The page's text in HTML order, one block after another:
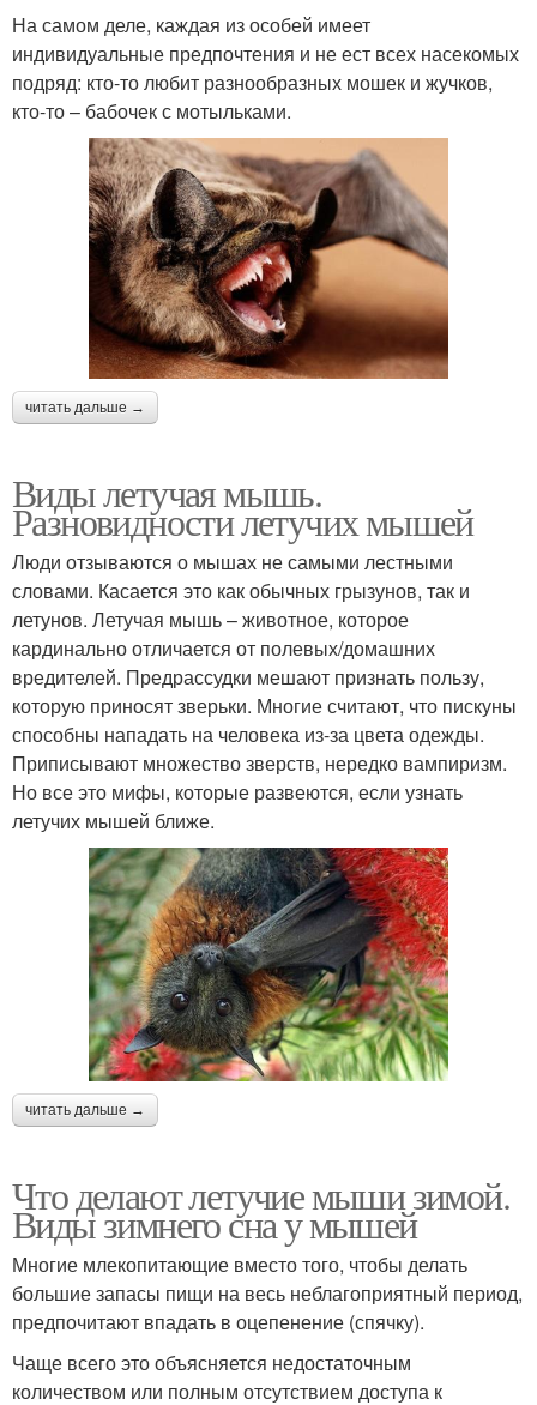
На самом деле, каждая из особей имеет
индивидуальные предпочтения и не ест всех насекомых
подряд: кто-то любит разнообразных мошек и жучков,
кто-то – бабочек с мотыльками.
читать дальше →
Виды летучая мышь.
Разновидности летучих мышей
Люди отзываются о мышах не самыми лестными
словами. Касается это как обычных грызунов, так и
летунов. Летучая мышь – животное, которое
кардинально отличается от полевых/домашних
вредителей. Предрассудки мешают признать пользу,
которую приносят зверьки. Многие считают, что пискуны
способны нападать на человека из-за цвета одежды.
Приписывают множество зверств, нередко вампиризм.
Но все это мифы, которые развеются, если узнать
летучих мышей ближе.
читать дальше →
Что делают летучие мыши зимой.
Виды зимнего сна у мышей
Многие млекопитающие вместо того, чтобы делать
большие запасы пищи на весь неблагоприятный период,
предпочитают впадать в оцепенение (спячку).
Чаще всего это объясняется недостаточным
количеством или полным отсутствием доступа к